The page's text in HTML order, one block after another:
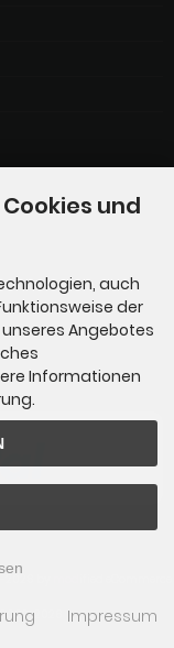
2026 by
2026
und
auch
der
Angebotes
Informationen
Impressum